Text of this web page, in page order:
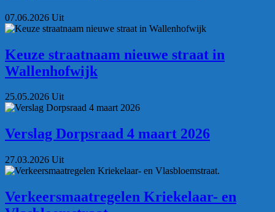
07.06.2026 Uit
Keuze straatnaam nieuwe straat in
Wallenhofwijk
25.05.2026 Uit
Verslag Dorpsraad 4 maart 2026
27.03.2026 Uit
Verkeersmaatregelen Kriekelaar- en